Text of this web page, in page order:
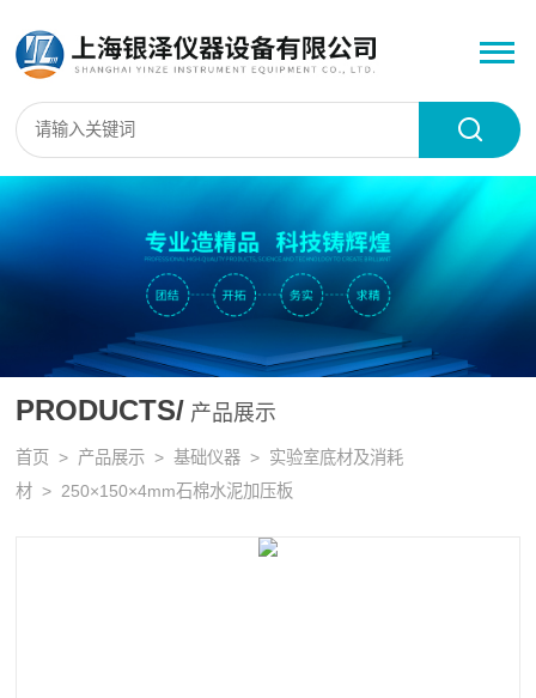
PRODUCTS/ 产品展示
首页 > 产品展示 >基础仪器 > 实验室底材及消耗
材 > 250×150×4mm石棉水泥加压板